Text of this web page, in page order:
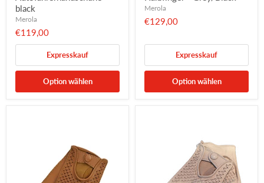
black
Merola
€119,00
Expresskauf
Option wählen
Merola
€129,00
Expresskauf
Option wählen